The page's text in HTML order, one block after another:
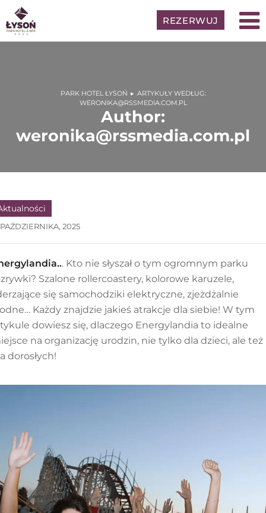
to
content
REZERWUJ
PARK HOTEL ŁYSOŃ
ARTYKUŁY WEDŁUG:
WERONIKA@RSSMEDIA.COM.PL
Author:
weronika@rssmedia.com.pl
PAŹDZIERNIKA, 2025
. Kto nie słyszał o tym ogromnym parku
Szalone rollercoastery, kolorowe karuzele,
się samochodziki elektryczne, zjeżdżalnie
Każdy znajdzie jakieś atrakcje dla siebie! W tym
dowiesz się, dlaczego Energylandia to idealne
na organizację urodzin, nie tylko dla dzieci, ale też
dorosłych!